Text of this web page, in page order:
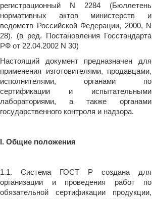
регистрационный N 2284 (Бюллетень
нормативных актов министерств и
ведомств Российской Федерации, 2000, N
28). (в ред. Постановления Госстандарта
РФ от 22.04.2002 N 30)
Настоящий документ предназначен для
применения изготовителями, продавцами,
исполнителями, органами по
сертификации и испытательными
лабораториями, а также органами
государственного контроля и надзора.
I. Общие положения
1.1. Система ГОСТ Р создана для
организации и проведения работ по
обязательной сертификации продукции,